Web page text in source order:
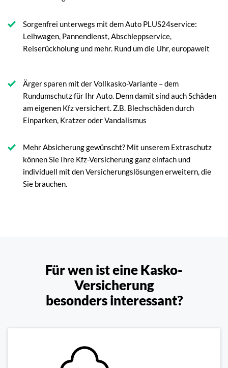
Sorgenfrei unterwegs mit dem Auto PLUS24service:
Leihwagen, Pannendienst, Abschleppservice,
Reiserückholung und mehr. Rund um die Uhr, europaweit
Ärger sparen mit der Vollkasko-Variante – dem
Rundumschutz für Ihr Auto. Denn damit sind auch Schäden
am eigenen Kfz versichert. Z.B. Blechschäden durch
Einparken, Kratzer oder Vandalismus
Mehr Absicherung gewünscht? Mit unserem Extraschutz
können Sie Ihre Kfz-Versicherung ganz einfach und
individuell mit den Versicherungslösungen erweitern, die
Sie brauchen.
Für wen ist eine Kasko-
Versicherung
besonders interessant?